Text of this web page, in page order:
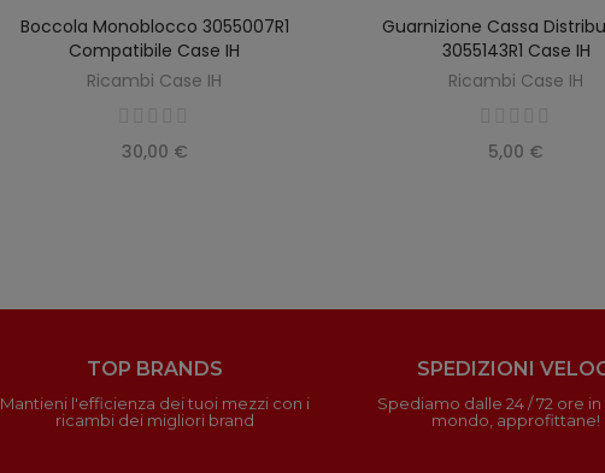
AGGIUNGI AL CARRELLO
Boccola Monoblocco 3055007R1
Compatibile Case IH
Ricambi Case IH
30,00 €
AGGIUNGI AL
Guarnizione Cassa
3055143R1 Case IH
Ricambi Case IH
5,00 €
TOP BRANDS
Mantieni l'efficienza dei tuoi mezzi con i
ricambi dei migliori brand
SPEDIZIONI
Spediamo dalle 24 / 72 ore
mondo, approfittane!